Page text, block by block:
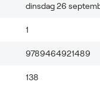
dinsdag 26
1
9789464921489
138